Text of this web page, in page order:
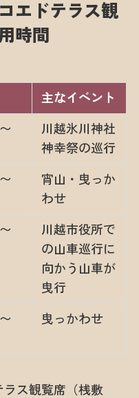
エドテラス観
時間
主なイベント
川越氷川神社
神幸祭の巡行
宵山・曳っか
わせ
川越市役所で
の山車巡行に
向かう山車が
曳行
曳っかわせ
ス観覧席（桟敷